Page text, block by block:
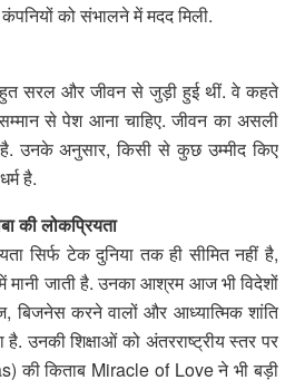
को संभालने में मदद मिली.
बहुत सरल और जीवन से जुड़ी हुई थीं. वे कहते
से पेश आना चाहिए. जीवन का असली
उनके अनुसार, किसी से कुछ उम्मीद किए
है.
की लोकप्रियता
सिर्फ टेक दुनिया तक ही सीमित नहीं है,
मानी जाती है. उनका आश्रम आज भी विदेशों
बिजनेस करने वालों और आध्यात्मिक शांति
उनकी शिक्षाओं को अंतरराष्ट्रीय स्तर पर
की किताब Miracle of Love ने भी बड़ी